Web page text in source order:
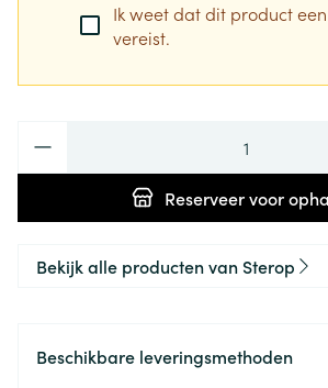
Ik weet dat dit product
vereist.
Reserveervoor
Bekijk alle producten van Sterop
Beschikbare leveringsmethoden